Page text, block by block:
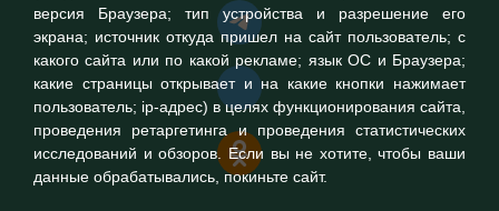
версия Браузера; тип устройства и разрешение его
экрана; источник откуда пришел на сайт пользователь; с
какого сайта или по какой рекламе; язык ОС и Браузера;
какие страницы открывает и на какие кнопки нажимает
пользователь; ip-адрес) в целях функционирования сайта,
проведения ретаргетинга и проведения статистических
исследований и обзоров. Если вы не хотите, чтобы ваши
данные обрабатывались, покиньте сайт.